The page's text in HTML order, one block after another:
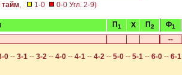
тайм, 1-0 0-0 Угл. 2-9)
П1 X П2 Ф1
--
0 -- 3-1 -- 3-2 -- 4-0 -- 4-1 -- 4-2 -- 5-0 -- 5-1 -- 6-0 -- 6-1